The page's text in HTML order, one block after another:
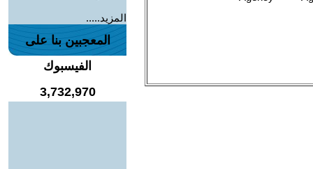
المزيد.....
المعجبين بنا على
الفيسبوك
3,732,970